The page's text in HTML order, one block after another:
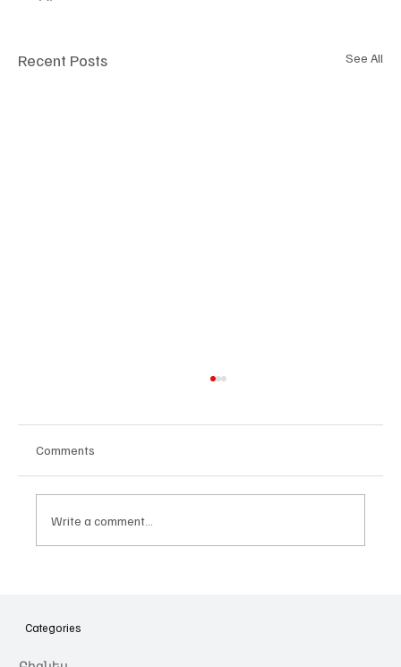
Recent Posts See All
նվիրում որոշում
Comments
Write a comment...
Categories